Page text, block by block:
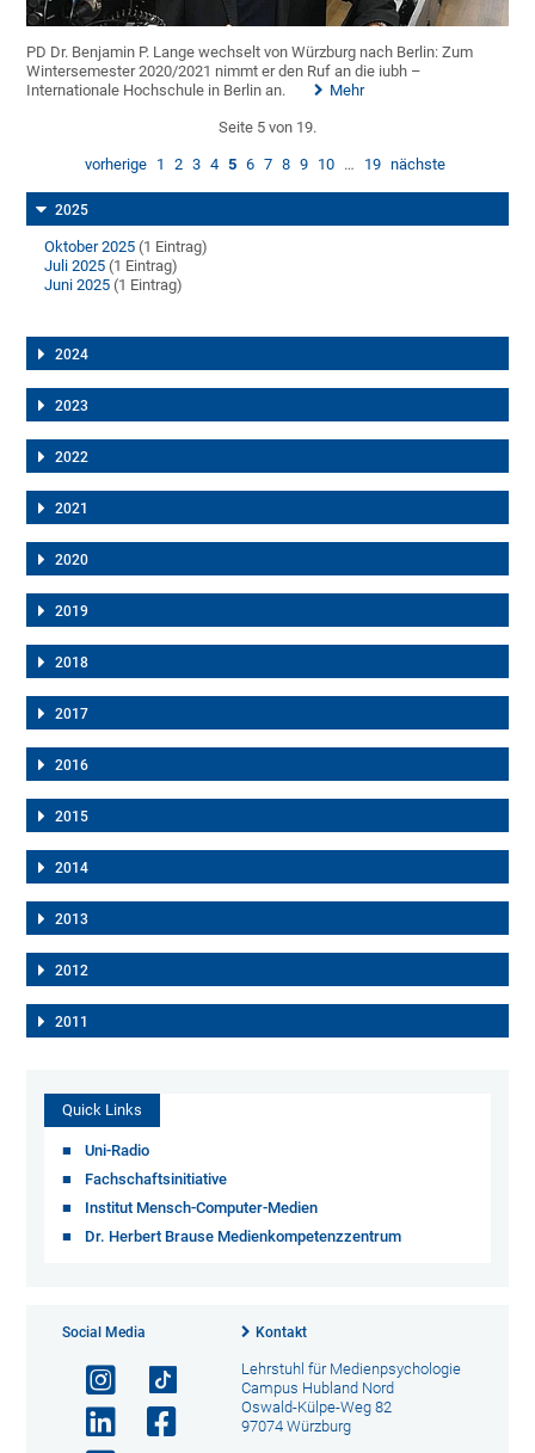
PD Dr. Benjamin P. Lange wechselt von Würzburg nach Berlin: Zum
Wintersemester 2020/2021 nimmt er den Ruf an die iubh –
Internationale Hochschule in Berlin an.
Mehr
Seite 5 von 19.
vorherige 1 2 3 4 5 6 7 8 9 10 … 19 nächste
2025
Oktober 2025 (1 Eintrag)
Juli 2025 (1 Eintrag)
Juni 2025 (1 Eintrag)
2024
2023
2022
2021
2020
2019
2018
2017
2016
2015
2014
2013
2012
2011
Quick Links
Uni-Radio
Fachschaftsinitiative
Institut Mensch-Computer-Medien
Dr. Herbert Brause Medienkompetenzzentrum
Social Media Kontakt
Lehrstuhl für Medienpsychologie
Campus Hubland Nord
Oswald-Külpe-Weg 82
97074 Würzburg